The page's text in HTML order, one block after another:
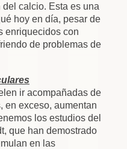
calcio. Esta es una
hoy en día, pesar de
enriquecidos con
de problemas de
ir acompañadas de
en exceso, aumentan
los estudios del
que han demostrado
en las